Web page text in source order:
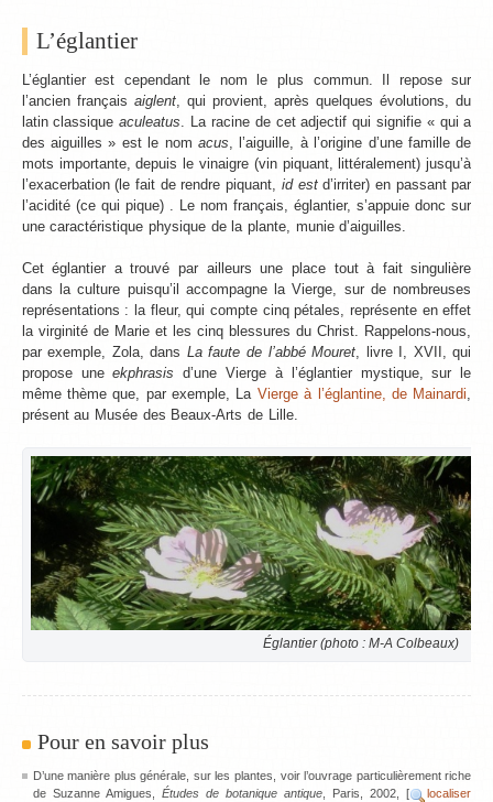
L’églantier
L’églantier est cependant le nom le plus commun. Il repose sur
l’ancien français aiglent, qui provient, après quelques évolutions, du
latin classiqueaculeatus . La racine de cet adjectif qui signifie « qui a
des aiguilles » est le nom acus , l’aiguille, à l’origine d’une famille de
mots importante, depuis le vinaigre (vin piquant, littéralement) jusqu’à
l’exacerbation (le fait de rendre piquant, id estd’irriter) en passant par
l’acidité (ce qui pique) . Le nom français, églantier, s’appuie donc sur
une caractéristique physique de la plante, munie d’aiguilles.
Cet églantier a trouvé par ailleurs une place tout à fait singulière
dans la culture puisqu’il accompagne la Vierge, sur de nombreuses
représentations : la fleur, qui compte cinq pétales, représente en effet
la virginité de Marie et les cinq blessures du Christ. Rappelons-nous,
par exemple, Zola, dans La faute de l’abbé Mouret, livre I, XVII, qui
propose uneekphrasis d’une Vierge à l’églantier mystique, sur le
même thème que, par exemple, La Vierge à l’églantine, de Mainardi,
présent au Musée des Beaux-Arts de Lille.
Églantier (photo : M-A Colbeaux)
Pour en savoir plus
D’une manière plus générale, sur les plantes, voir l’ouvrage particulièrement riche
de Suzanne Amigues, Études de botanique antique , Paris, 2002, [ localiser